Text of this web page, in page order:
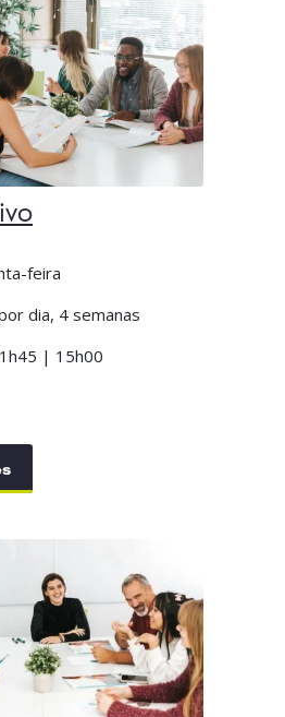
feira
dia, 4 semanas
| 15h00